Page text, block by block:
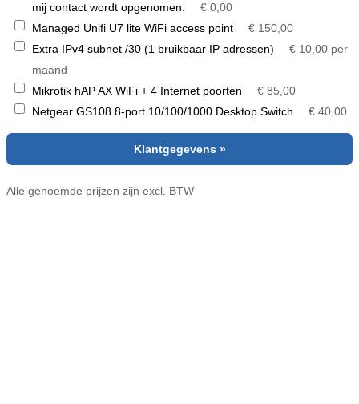
mij contact wordt opgenomen.
€ 0,00
Managed Unifi U7 lite WiFi access point
€ 150,00
Extra IPv4 subnet /30 (1 bruikbaar IP adressen)
€ 10,00 per
maand
Mikrotik hAP AX WiFi + 4 Internet poorten
€ 85,00
Netgear GS108 8-port 10/100/1000 Desktop Switch
€ 40,00
Klantgegevens »
Alle genoemde prijzen zijn excl. BTW